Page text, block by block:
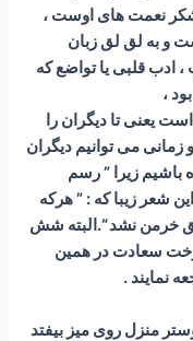
نعمت های اوست ،
و به لق لق زبان
ادب قلبی یا تواضع که
،
یعنی تا دیگران را
می توانیم دیگران
باشیم زیرا ” رسم
شعر زیبا که : ” هرکه
خرمن نشد “.البته شش
سعادت در همین
نمایند .
منزل روی میز بیفتد